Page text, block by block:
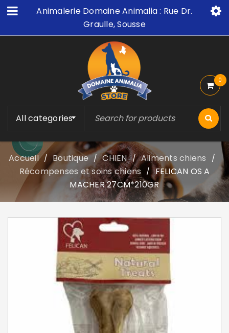
Animalerie Domaine Animalia : Rue Dr.
Graulle, Sousse
All categories
0
Accueil / Boutique / CHIEN / Aliments chiens /
Récompenses et soins chiens / FELICAN OS A
MACHER 27CM*210GR